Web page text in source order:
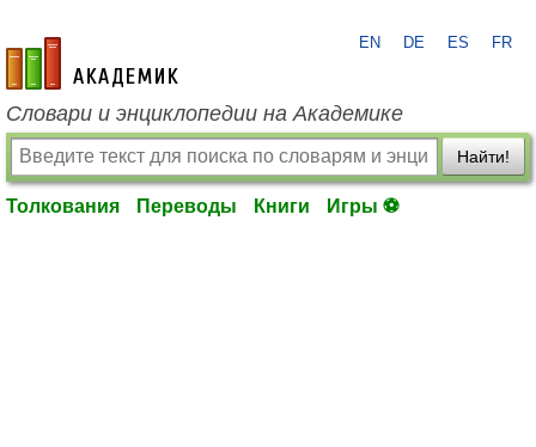
academic.ru
EN DE ES FR
Словари и энциклопедии на Академике
Найти!
Толкования Переводы Книги Игры ⚽